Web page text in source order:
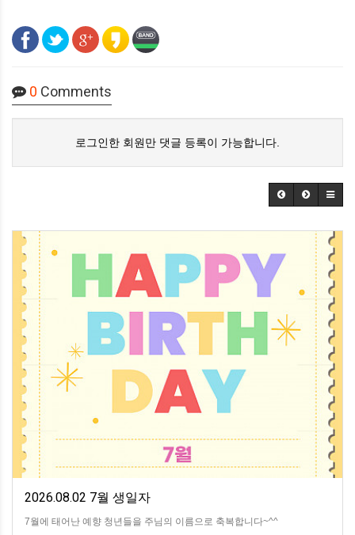
0 Comments
로그인한 회원만 댓글 등록이 가능합니다.
2026.08.02 7월 생일자
7월에 태어난 예향 청년들을 주님의 이름으로 축복합니다~^^